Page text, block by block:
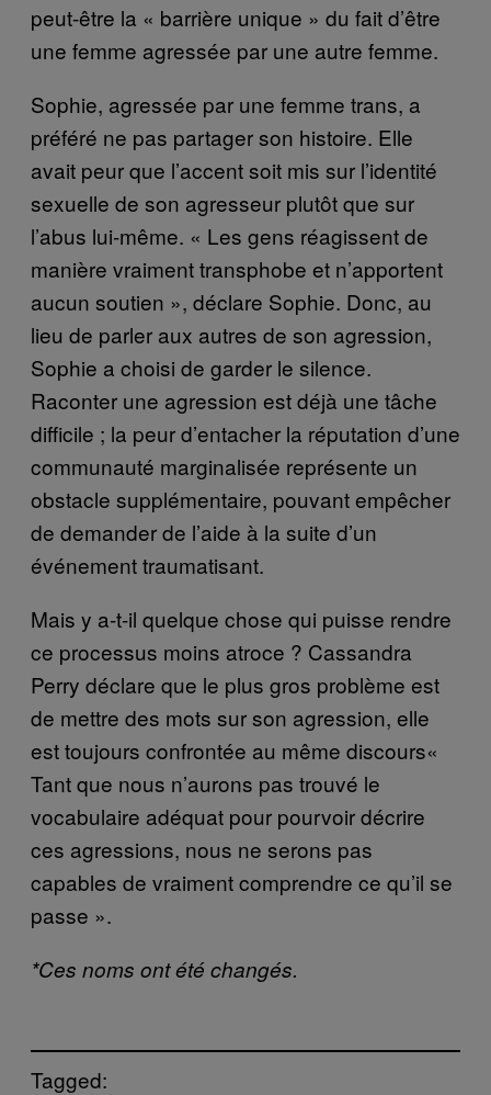
peut-être la « barrière unique » du fait d’être
une femme agressée par une autre femme.
Sophie, agressée par une femme trans, a
préféré ne pas partager son histoire. Elle
avait peur que l’accent soit mis sur l’identité
sexuelle de son agresseur plutôt que sur
l’abus lui-même. « Les gens réagissent de
manière vraiment transphobe et n’apportent
aucun soutien », déclare Sophie. Donc, au
lieu de parler aux autres de son agression,
Sophie a choisi de garder le silence.
Raconter une agression est déjà une tâche
difficile ; la peur d’entacher la réputation d’une
communauté marginalisée représente un
obstacle supplémentaire, pouvant empêcher
de demander de l’aide à la suite d’un
événement traumatisant.
Mais y a-t-il quelque chose qui puisse rendre
ce processus moins atroce ? Cassandra
Perry déclare que le plus gros problème est
de mettre des mots sur son agression, elle
est toujours confrontée au même discours«
Tant que nous n’aurons pas trouvé le
vocabulaire adéquat pour pourvoir décrire
ces agressions, nous ne serons pas
capables de vraiment comprendre ce qu’il se
passe ».
*Ces noms ont été changés.
Tagged: